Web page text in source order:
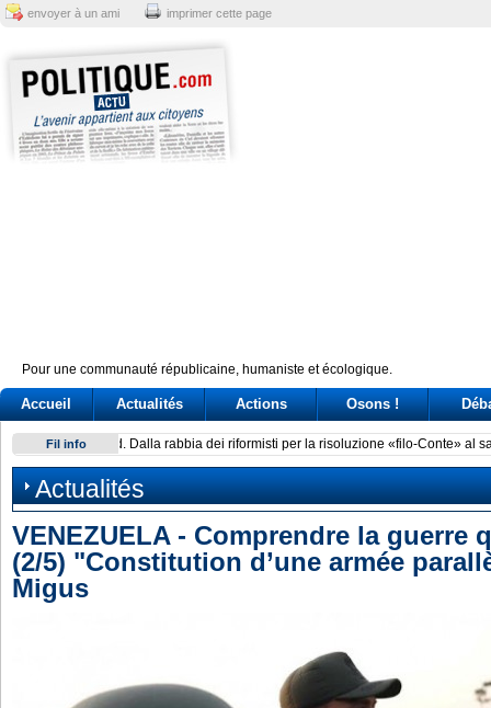
envoyer à un ami imprimer cette page
Pour une communauté républicaine, humaniste et écologique.
Accueil Actualités Actions Osons !
Fil info Brazil’s Lula battles Trump and Milei over perceived
Actualités
VENEZUELA - Comprendre la guerre
(2/5) "Constitution d’une armée
Migus